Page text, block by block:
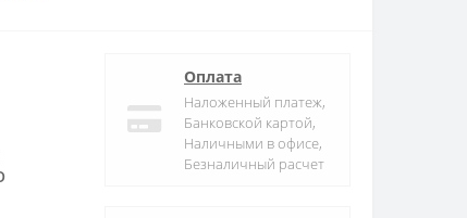
Оплата
Наложенный платеж,
Банковской картой,
Наличными в офисе,
Безналичный расчет